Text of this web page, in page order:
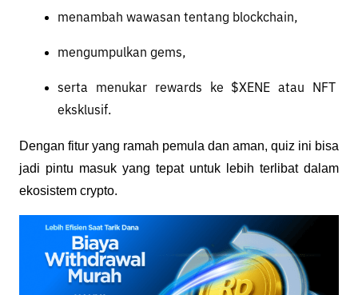
menambah wawasan tentang blockchain,
mengumpulkan gems,
serta menukar rewards ke $XENE atau NFT
eksklusif.
Dengan fitur yang ramah pemula dan aman, quiz ini bisa
jadi pintu masuk yang tepat untuk lebih terlibat dalam
ekosistem crypto.